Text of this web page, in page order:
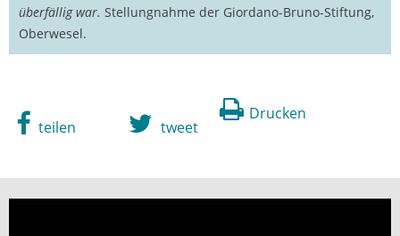
überfällig war. Stellungnahme der Giordano-Bruno-Stiftung,
Oberwesel.
Drucken
teilen tweet